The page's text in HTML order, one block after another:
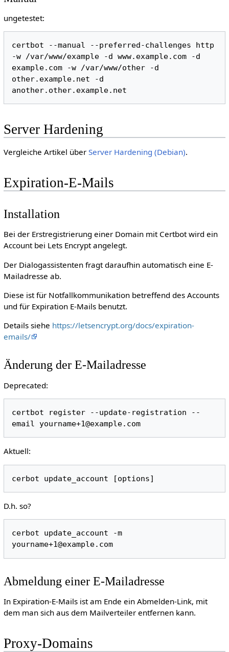
ungetestet:
certbot --manual --preferred-challenges http
-w /var/www/example -d www.example.com -d
example.com -w /var/www/other -d
other.example.net -d
Server Hardening
Vergleiche Artikel über Server Hardening (Debian).
Expiration-E-Mails
Installation
Bei der Erstregistrierung einer Domain mit Certbot wird ein
Account bei Lets Encrypt angelegt.
Der Dialogassistenten fragt daraufhin automatisch eine E-
Mailadresse ab.
Diese ist für Notfallkommunikation betreffend des Accounts
und für Expiration E-Mails benutzt.
Details siehe https://letsencrypt.org/docs/expiration-
emails/
Änderung der E-Mailadresse
Deprecated:
certbot register --update-registration --
Aktuell:
D.h. so?
cerbot update_account -m
Abmeldung einer E-Mailadresse
In Expiration-E-Mails ist am Ende ein Abmelden-Link, mit
dem man sich aus dem Mailverteiler entfernen kann.
Proxy-Domains